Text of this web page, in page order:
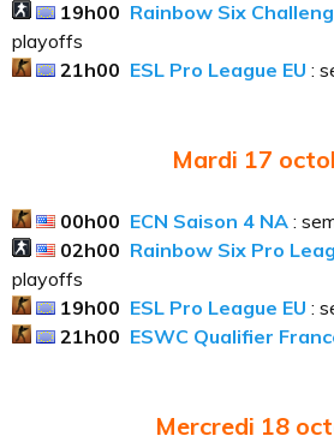
19h00 Rainbow Six
playoffs
21h00 ESL Pro League EU :
Mardi 17
00h00 ECN Saison 4 NA :
02h00 Rainbow Six Pro
playoffs
19h00 ESL Pro League EU :
21h00 ESWC Qualifier
Mercredi 18